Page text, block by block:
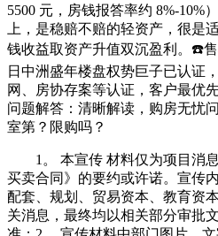
5500 元，房钱报答率约 8%-10%
上，是稳赔不赔的轻资产，很是
钱收益取资产升值双沉盈利。☎️
日中洲盛年楼盘权势巨子已认证
网、房协存案等认证，客户最优
问题解答：清晰解读，购房无忧
室第？限购吗？
1。 本宣传 材料仅为项目消息
买卖合同》的要约或许诺。宣传
配套、规划、贸易资本、教育资
关消息，最终均以相关部分审批